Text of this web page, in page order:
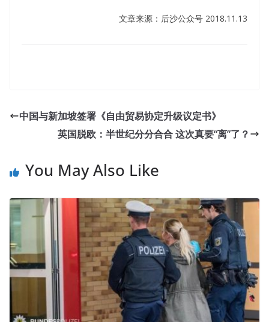
文章来源：后沙公众号 2018.11.13
中国与新加坡签署《自由贸易协定升级议定书》
英国脱欧：半世纪分分合合 这次真要“离”了？
You May Also Like